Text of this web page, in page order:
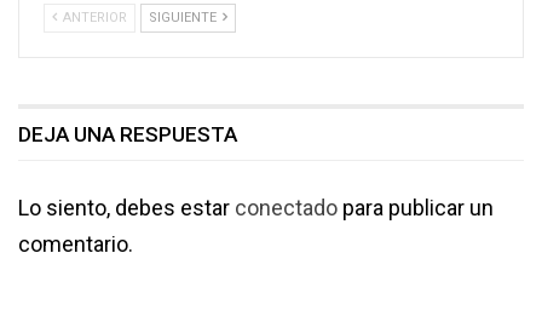
ANTERIOR SIGUIENTE
DEJA UNA RESPUESTA
Lo siento, debes estar conectado para publicar un
comentario.